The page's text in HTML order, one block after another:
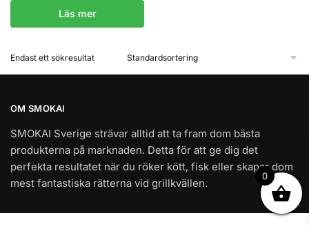
Läs mer
Endast ett sökresultat
OM SMOKAI
SMOKAI Sverige strävar alltid att ta fram dom bästa
produkterna på marknaden. Detta för att ge dig det
perfekta resultatet när du röker kött, fisk eller skapar dom
mest fantastiska rätterna vid grillkvällen.
0